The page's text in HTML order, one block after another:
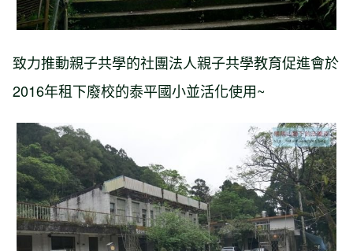
致力推動親子共學的社團法人親子共學教育促進會於
2016年租下廢校的泰平國小並活化使用~